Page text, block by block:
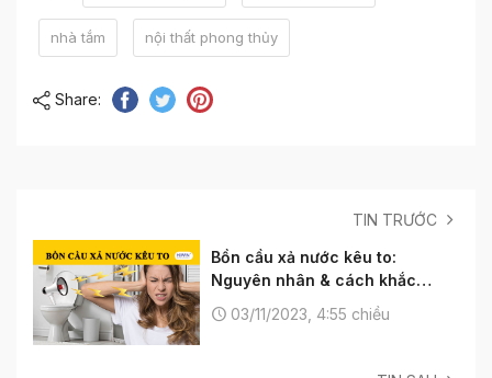
nhà tắm nội thất phong thủy
Share:
TIN TRƯỚC
Bồn cầu xả nước kêu to:
Nguyên nhân & cách khắc
phục như thế nào?
03/11/2023, 4:55 chiều